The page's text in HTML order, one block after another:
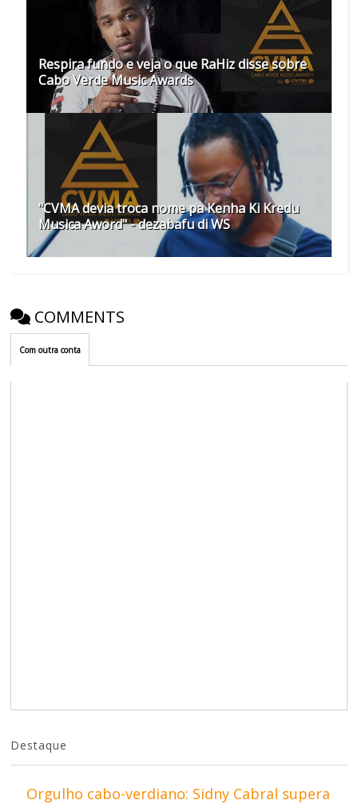
Respira fundo e veja o que RaHiz disse sobre
Cabo Verde Music Awards
"CVMA devia troca nome pa Kenha Ki Kredu
Musica Aword" - dezabafu di WS
COMMENTS
Com outra conta
Destaque
Orgulho cabo-verdiano: Sidny Cabral supera